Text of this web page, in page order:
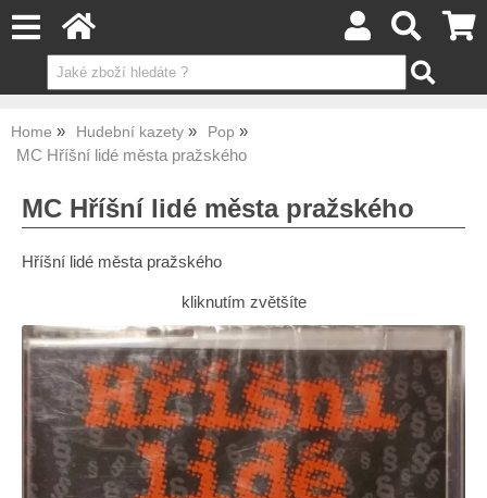
Home Hudební kazety Pop
MC Hříšní lidé města pražského
MC Hříšní lidé města pražského
Hříšní lidé města pražského
kliknutím zvětšíte